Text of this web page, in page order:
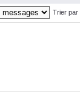
Trier par